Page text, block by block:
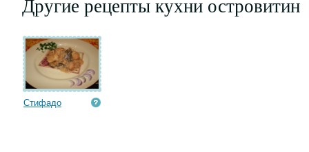
Другие рецепты кухни островитин
Стифадо